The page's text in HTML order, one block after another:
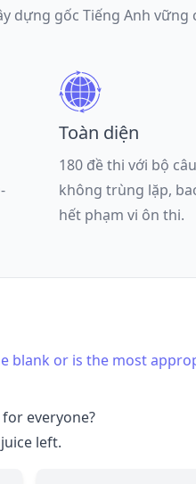
dựng gốc Tiếng Anh vững
Toàn diện
180 đề thi với bộ
không trùng lặp,
hết phạm vi ôn thi.
blank or is the most
everyone?
juice left.